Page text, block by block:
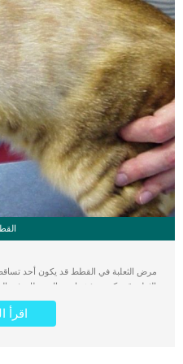
مرض الثعلبة في القطط قد يكون أحد
الثعلبة قد يكون مؤشرا عن السرطان في
بين الأمراض الجلدية والسرطان في
البنكرياس, ويقول الأطباء أنه بمجرد
اقرأ